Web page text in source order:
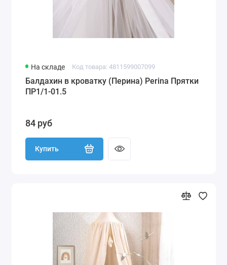
Для круглой-овальной
Кокон, гнездышко
Постельное 100х70 см
7 предметов (с балдахином)
На складе Код товара: 4811599007099
Балдахин в кроватку (Перина) Perina Прятки
ПР1/1-01.5
84 руб
Купить